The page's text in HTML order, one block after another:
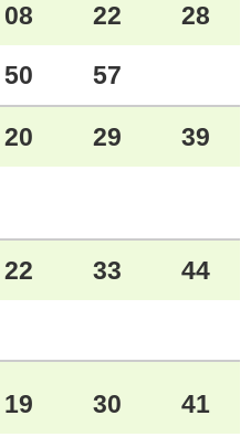
08 22 28
50 57
20 29 39
22 33 44
19 30 41